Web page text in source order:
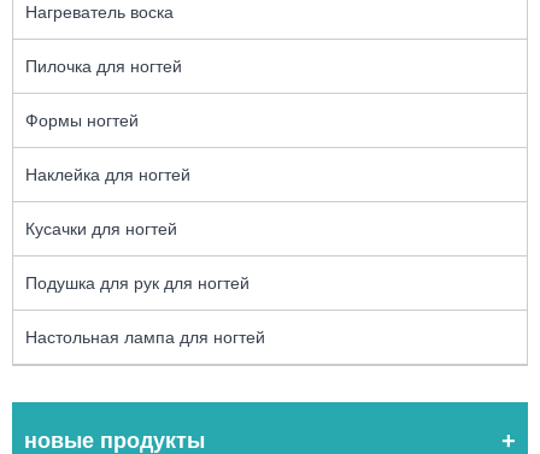
Нагреватель воска
Пилочка для ногтей
Формы ногтей
Наклейка для ногтей
Кусачки для ногтей
Подушка для рук для ногтей
Настольная лампа для ногтей
новые продукты